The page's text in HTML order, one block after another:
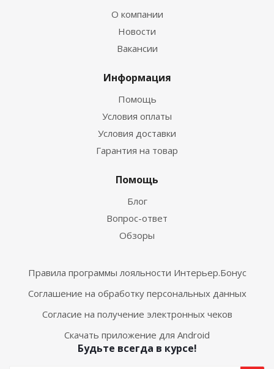
О компании
Новости
Вакансии
Информация
Помощь
Условия оплаты
Условия доставки
Гарантия на товар
Помощь
Блог
Вопрос-ответ
Обзоры
Правила программы лояльности Интерьер.Бонус
Соглашение на обработку персональных данных
Согласие на получение электронных чеков
Скачать приложение для Android
Будьте всегда в курсе!